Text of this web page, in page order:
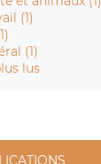
(1)
(1)
lus